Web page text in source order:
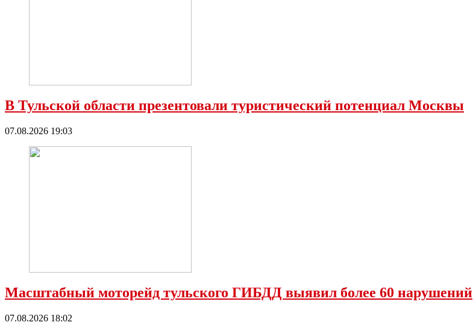
В Тульской области презентовали туристический потенциал Москвы
07.08.2026 19:03
Масштабный моторейд тульского ГИБДД выявил более 60 нарушений
07.08.2026 18:02